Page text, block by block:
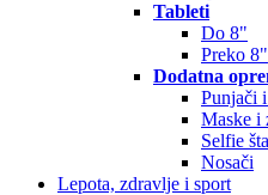
Tableti
Do 8"
Preko 8"
Dodatna
Punjači
Maske i
Selfie
Nosači
Lepota, zdravlje i sport